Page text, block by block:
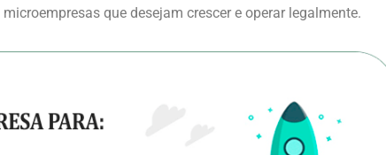
que desejam crescer e operar legalmente.